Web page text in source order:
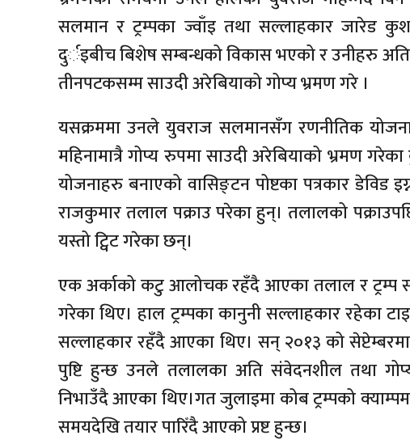
सलमान र ट्रम्पका ज्वाँइ तथा सल्लाहकार जारेड
दुर्इबीच बिशेष सम्बन्धको विकास भएको र उनीहरु
तीनपटकसम्म साउदी अरेबियाको गोप्य भ्रमण गरे ।
यसक्रममा उनले युवराज सलमानसँग रणनीतिक
महिनामात्रै गोप्य रुपमा साउदी अरेबियाको भ्रमण
योजनाहरु बनाएको वासिङ्टन पोष्टका पत्रकार
राजकुमार तलाल पक्राउ परेका हुन्। तलालको
यस्तो ट्विट गरेका छन्।
एक अर्काको कटु आलोचक रहँदै आएका तलाल र ट्रम्प
गरेका थिए। हाल ट्रम्पका कानुनी सल्लाहकार रहेका
सल्लाहकार रहँदै आएका थिए। सन् २०१३ को
पुष्टि हुन्छ उनले तलालका अति संवेदनशील तथा
निभाउँदै आएका थिए।गत जुलाइमा कोब ट्रम्पको
समयदेखि तयार पारिँदै आएको प्रष्ट हुन्छ।